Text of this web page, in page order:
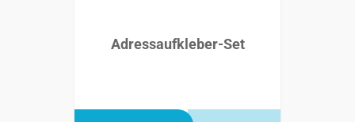
Adressaufkleber-Set